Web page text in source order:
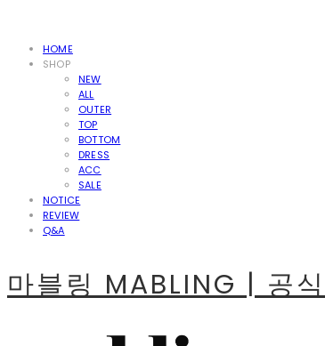
HOME
SHOP
NEW
ALL
OUTER
TOP
BOTTOM
DRESS
ACC
SALE
NOTICE
REVIEW
Q&A
마블링 MABLING | 공